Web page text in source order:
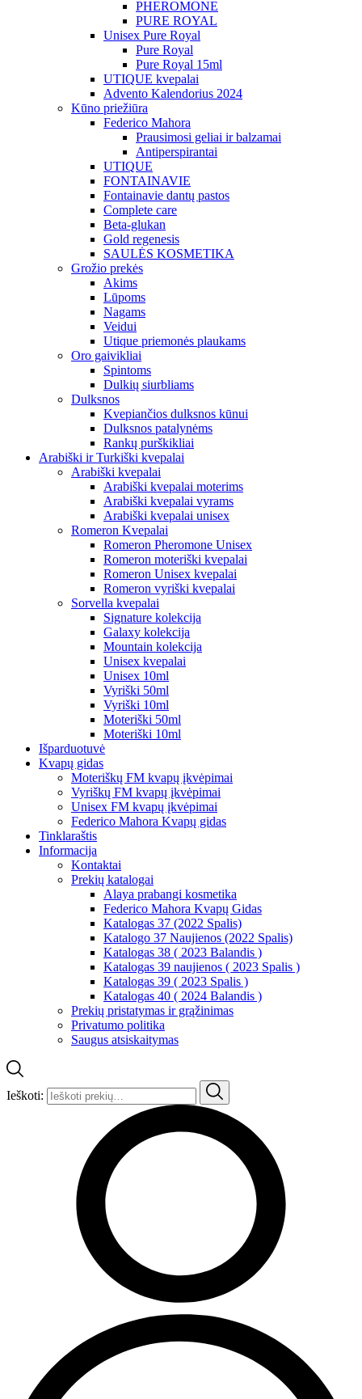
PHEROMONE
PURE ROYAL
Unisex Pure Royal
Pure Royal
Pure Royal 15ml
UTIQUE kvepalai
Advento Kalendorius 2024
Kūno priežiūra
Federico Mahora
Prausimosi geliai ir balzamai
Antiperspirantai
UTIQUE
FONTAINAVIE
Fontainavie dantų pastos
Complete care
Beta-glukan
Gold regenesis
SAULĖS KOSMETIKA
Grožio prekės
Akims
Lūpoms
Nagams
Veidui
Utique priemonės plaukams
Oro gaivikliai
Spintoms
Dulkių siurbliams
Dulksnos
Kvepiančios dulksnos kūnui
Dulksnos patalynėms
Rankų purškikliai
Arabiški ir Turkiški kvepalai
Arabiški kvepalai
Arabiški kvepalai moterims
Arabiški kvepalai vyrams
Arabiški kvepalai unisex
Romeron Kvepalai
Romeron Pheromone Unisex
Romeron moteriški kvepalai
Romeron Unisex kvepalai
Romeron vyriški kvepalai
Sorvella kvepalai
Signature kolekcija
Galaxy kolekcija
Mountain kolekcija
Unisex kvepalai
Unisex 10ml
Vyriški 50ml
Vyriški 10ml
Moteriški 50ml
Moteriški 10ml
Išparduotuvė
Kvapų gidas
Moteriškų FM kvapų įkvėpimai
Vyriškų FM kvapų įkvėpimai
Unisex FM kvapų įkvėpimai
Federico Mahora Kvapų gidas
Tinklaraštis
Informacija
Kontaktai
Prekių katalogai
Alaya prabangi kosmetika
Federico Mahora Kvapų Gidas
Katalogas 37 (2022 Spalis)
Katalogo 37 Naujienos (2022 Spalis)
Katalogas 38 ( 2023 Balandis )
Katalogas 39 naujienos ( 2023 Spalis )
Katalogas 39 ( 2023 Spalis )
Katalogas 40 ( 2024 Balandis )
Prekių pristatymas ir grąžinimas
Privatumo politika
Saugus atsiskaitymas
Ieškoti: